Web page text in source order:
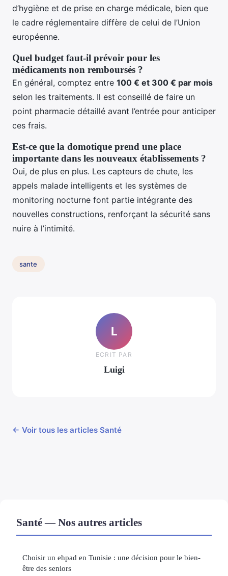
d’hygiène et de prise en charge médicale, bien que
le cadre réglementaire diffère de celui de l’Union
européenne.
Quel budget faut-il prévoir pour les
médicaments non remboursés ?
En général, comptez entre 100 € et 300 € par mois
selon les traitements. Il est conseillé de faire un
point pharmacie détaillé avant l’entrée pour anticiper
ces frais.
Est-ce que la domotique prend une place
importante dans les nouveaux établissements ?
Oui, de plus en plus. Les capteurs de chute, les
appels malade intelligents et les systèmes de
monitoring nocturne font partie intégrante des
nouvelles constructions, renforçant la sécurité sans
nuire à l’intimité.
sante
L
ECRIT PAR
Luigi
← Voir tous les articles Santé
Santé — Nos autres articles
Choisir un ehpad en Tunisie : une décision pour le bien-
être des seniors